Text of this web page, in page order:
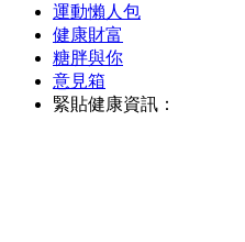
運動懶人包
健康財富
糖胖與你
意見箱
緊貼健康資訊：